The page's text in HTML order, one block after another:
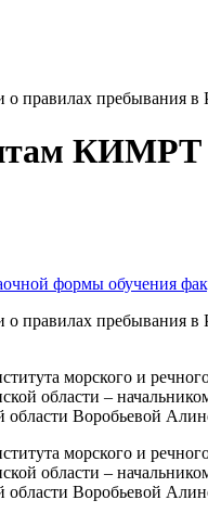
пребывания в
КИМРТ
формы обучения
пребывания в
морского и
области –
Воробьевой
морского и
области –
Воробьевой